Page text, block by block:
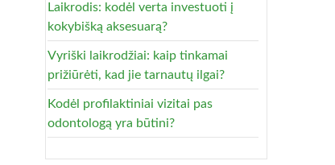
Laikrodis: kodėl verta investuoti į
kokybišką aksesuarą?
Vyriški laikrodžiai: kaip tinkamai
prižiūrėti, kad jie tarnautų ilgai?
Kodėl profilaktiniai vizitai pas
odontologą yra būtini?